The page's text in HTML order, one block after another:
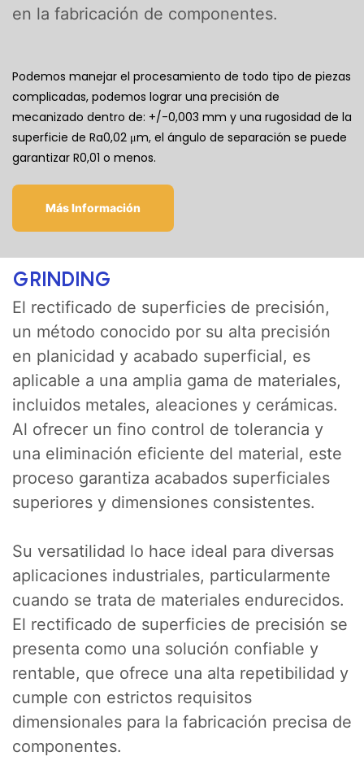
en la fabricación de componentes.
Podemos manejar el procesamiento de todo tipo de piezas
complicadas, podemos lograr una precisión de
mecanizado dentro de: +/-0,003 mm y una rugosidad de la
superficie de Ra0,02 μm, el ángulo de separación se puede
garantizar R0,01 o menos.
Más Información
GRINDING
El rectificado de superficies de precisión,
un método conocido por su alta precisión
en planicidad y acabado superficial, es
aplicable a una amplia gama de materiales,
incluidos metales, aleaciones y cerámicas.
Al ofrecer un fino control de tolerancia y
una eliminación eficiente del material, este
proceso garantiza acabados superficiales
superiores y dimensiones consistentes.
Su versatilidad lo hace ideal para diversas
aplicaciones industriales, particularmente
cuando se trata de materiales endurecidos.
El rectificado de superficies de precisión se
presenta como una solución confiable y
rentable, que ofrece una alta repetibilidad y
cumple con estrictos requisitos
dimensionales para la fabricación precisa de
componentes.